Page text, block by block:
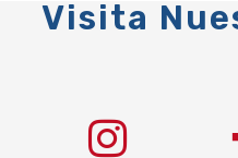
Visita